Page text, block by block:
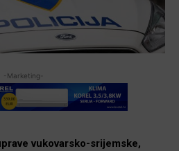
-Marketing-
vukovarsko-srijemske,